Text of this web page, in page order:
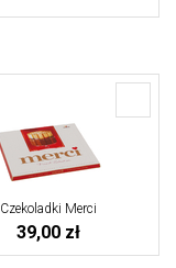
Czekoladki Merci
39,00 zł